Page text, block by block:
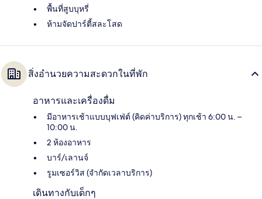
พื้นที่สูบบุหรี่
ห้ามจัดปาร์ตี้สละโสด
สิ่งอำนวยความสะดวกในที่พัก
อาหารและเครื่องดื่ม
มีอาหารเช้าแบบบุฟเฟ่ต์ (คิดค่าบริการ) ทุกเช้า 6:00 น. –
10:00 น.
2 ห้องอาหาร
บาร์/เลานจ์
รูมเซอร์วิส (จำกัดเวลาบริการ)
เดินทางกับเด็กๆ